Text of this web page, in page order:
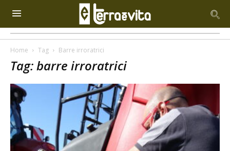
Home Tag Barre irroratrici
Tag: barre irroratrici